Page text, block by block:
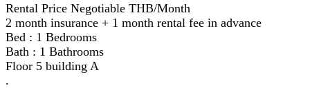
Rental Price Negotiable THB/Month
2 month insurance + 1 month rental fee in advance
Bed : 1 Bedrooms
Bath : 1 Bathrooms
Floor 5 building A
.